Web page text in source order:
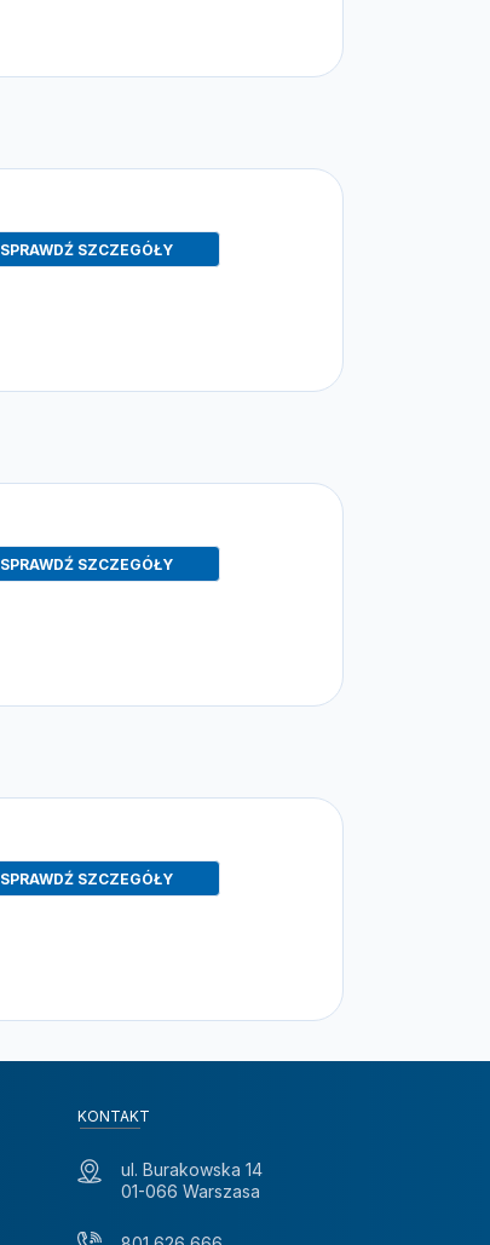
SPRAWDŹ SZCZEGÓŁY
SPRAWDŹ SZCZEGÓŁY
SPRAWDŹ SZCZEGÓŁY
KONTAKT
ul. Burakowska 14
01-066 Warszasa